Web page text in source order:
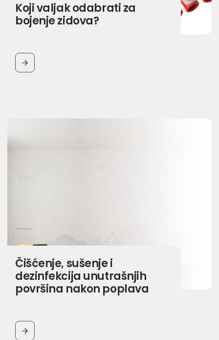
Koji valjak odabrati za
bojenje zidova?
BUTTON
Čišćenje, sušenje i
dezinfekcija unutrašnjih
površina nakon poplava
BUTTON